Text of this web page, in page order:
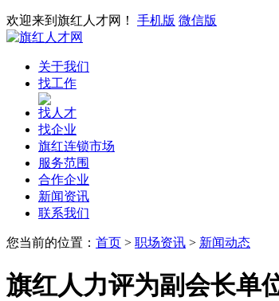
欢迎来到旗红人才网！ 手机版 微信版
关于我们
找工作
找人才
找企业
旗红连锁市场
服务范围
合作企业
新闻资讯
联系我们
您当前的位置： 首页 > 职场资讯 > 新闻动态
旗红人力评为副会长单